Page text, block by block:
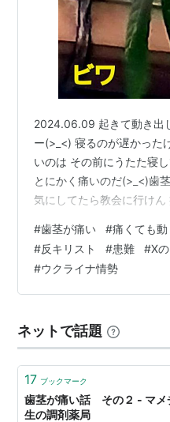
‭2024.06.09 起きて動き出
ー(>_<) 寝るのが遅かった
いのは その前にうたた寝
とにかく痛いのだ(>_<)歯
気にしてたら教会に行けん
て、 ロキソニン欲しい 効
度に口がジンジン響くけど
マ人への手紙 1:16-25 JCB‬ [16] 私は、この福音を少しも
恥じてはいません。 福音
#歯茎が痛い #痛くても動
#反キリスト #患難 #X
#ウクライナ情勢
ネットで話題
17 ブックマーク
歯茎が痛い話 その２ - マメ
生の調剤薬局